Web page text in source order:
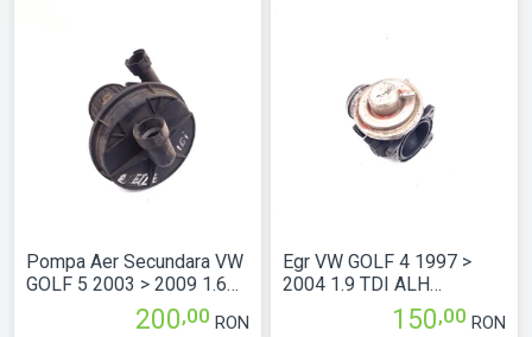
Pompa Aer Secundara VW
GOLF 5 2003 > 2009 1.6
BGU Benzina 06A959253B
200,00 RON
Egr VW GOLF 4 1997 >
2004 1.9 TDI ALH
Motorina 038131501E
150,00 RON